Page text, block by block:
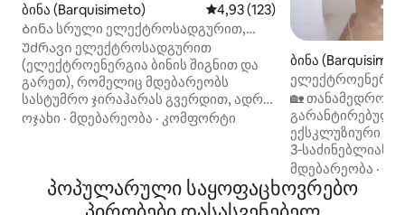
ბინა (Barquisimeto) საშუალო შეფასებაა 5‑დან
4,93 (123)
Ბინა სრული ელექტროსადგურით,
Nueva Segovia Bqto
Უძრავი ელექტროსადგურით
(ელექტროენერგია ბინის შიგნით და
გარეთ), რომელიც მდებარეობს
სასტუმრო ჯირაჰარას გვერდით, ადრე
Barquisimeto Hilton, ლამაზი ხედით,
სუპერმარკეტებით,
სპორტდარბაზებით, ბოდეგონებით,
ოჯახი · მდებარეობა · კომფორტი
ბინა
ბინა 3H/2B
🏡
გარანტირებული
ექსკლუზიური
3‑საძინებლიანი/
თანამედროვე
მდებარეობა.
მდებარეობა ·
პოპულარული საყოფაცხოვრებო